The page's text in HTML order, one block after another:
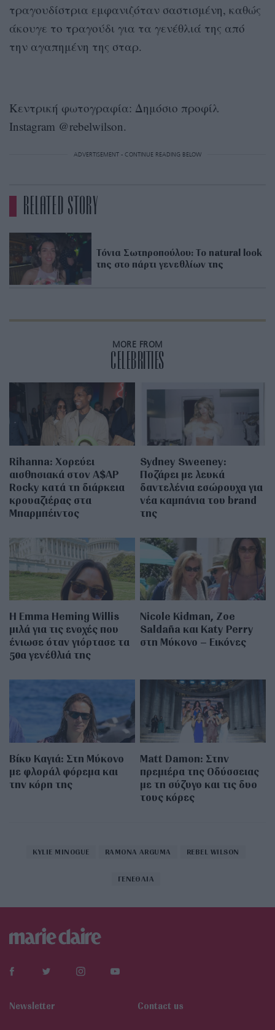
τραγουδίστρια εμφανιζόταν σαστισμένη, καθώς
άκουγε το τραγούδι για τα γενέθλιά της από
την αγαπημένη της σταρ.
Κεντρική φωτογραφία: Δημόσιο προφίλ
Instagram @rebelwilson.
ADVERTISEMENT - CONTINUE READING BELOW
RELATED STORY
Τόνια Σωτηροπούλου: Το natural look
της στο πάρτι γενεθλίων της
MORE FROM
CELEBRITIES
Rihanna: Χορεύει
αισθησιακά στον A$AP
Rocky κατά τη διάρκεια
κρουαζιέρας στα
Μπαρμπέιντος
Sydney Sweeney:
Ποζάρει με λευκά
δαντελένια εσώρουχα για
νέα καμπάνια του brand
της
H Emma Heming Willis
μιλά για τις ενοχές που
ένιωσε όταν γιόρτασε τα
50α γενέθλιά της
Nicole Kidman, Zoe
Saldaña και Katy Perry
στη Μύκονο – Εικόνες
Βίκυ Καγιά: Στη Μύκονο
με φλοράλ φόρεμα και
την κόρη της
Matt Damon: Στην
πρεμιέρα της Οδύσσειας
με τη σύζυγο και τις δυο
τους κόρες
KYLIE MINOGUE RAMONA ARGUMA REBEL WILSON
ΓΕΝΕΘΛΙΑ
Newsletter Contact us